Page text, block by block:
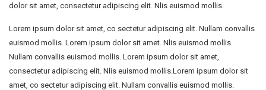
dolor sit amet, consectetur adipiscing elit. Nlis euismod mollis.
Lorem ipsum dolor sit amet, co sectetur adipiscing elit. Nullam convallis
euismod mollis. Lorem ipsum dolor sit amet. Nlis euismod mollis.
Nullam convallis euismod mollis. Lorem ipsum dolor sit amet,
consectetur adipiscing elit. Nlis euismod mollis.Lorem ipsum dolor sit
amet, co sectetur adipiscing elit. Nullam convallis euismod mollis.